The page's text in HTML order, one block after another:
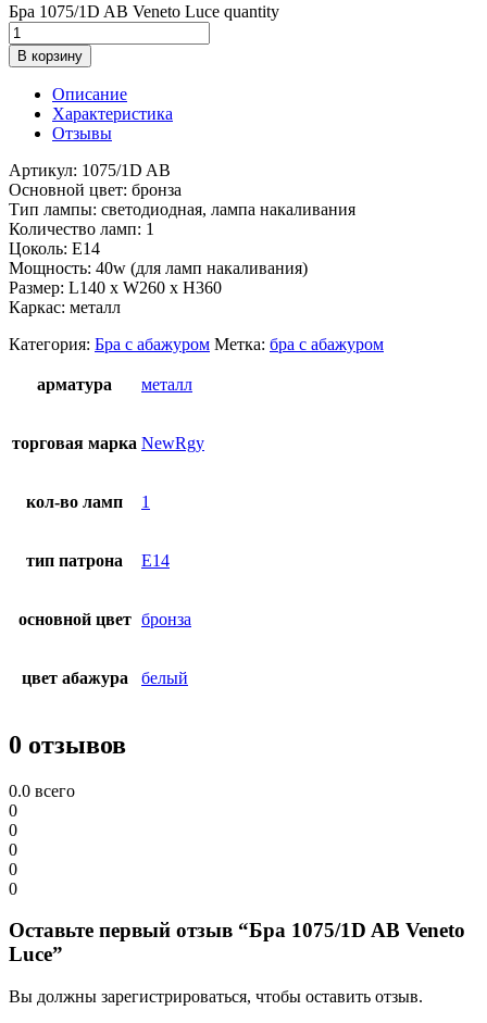
Бра 1075/1D AB Veneto Luce quantity
В корзину
Описание
Характеристика
Отзывы
Артикул: 1075/1D AB
Основной цвет: бронза
Тип лампы: светодиодная, лампа накаливания
Количество ламп: 1
Цоколь: Е14
Мощность: 40w (для ламп накаливания)
Размер: L140 x W260 x H360
Каркас: металл
Категория: Бра с абажуром Метка: бра с абажуром
арматура металл
торговая марка NewRgy
кол-во ламп 1
тип патрона E14
основной цвет бронза
цвет абажура белый
0 отзывов
0.0 всего
0
0
0
0
0
Оставьте первый отзыв “Бра 1075/1D AB Veneto
Luce”
Вы должны зарегистрироваться, чтобы оставить отзыв.